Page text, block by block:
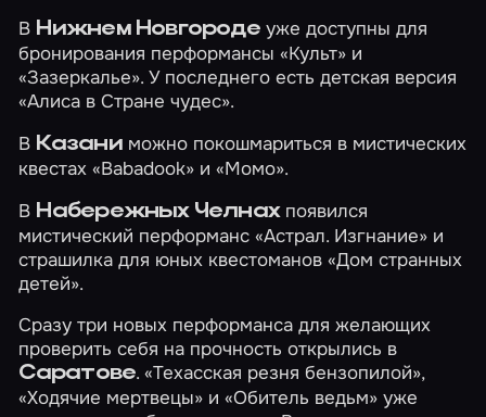
В Нижнем Новгородеуже доступны для
бронирования перформансы«Культ» и
«Зазеркалье». У последнего есть детская версия
«Алиса в Стране чудес».
В Казаниможно покошмариться в мистических
квестах«Babadook» и«Момо».
В Набережных Челнахпоявился
мистический перформанс«Астрал. Изгнание» и
страшилка для юных квестоманов«Дом странных
детей».
Сразу три новых перформанса для желающих
проверить себя на прочность открылись в
Саратове.«Техасская резня бензопилой»,
«Ходячие мертвецы» и«Обитель ведьм» уже